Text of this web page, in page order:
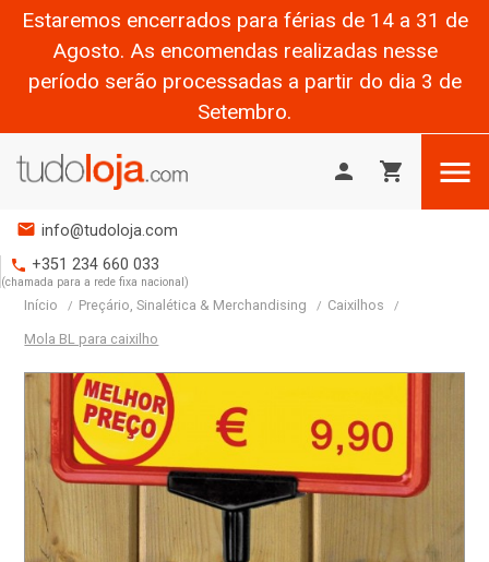
Estaremos encerrados para férias de 14 a 31 de
Agosto. As encomendas realizadas nesse
período serão processadas a partir do dia 3 de
Setembro.
person shopping_cart 
mail info@tudoloja.com
phone +351 234 660 033
(chamada para a rede fixa nacional)
Início Preçário, Sinalética & Merchandising Caixilhos
Mola BL para caixilho